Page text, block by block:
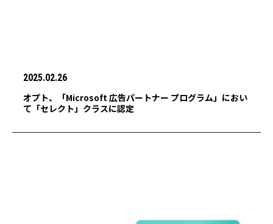
2025.02.26
オプト、「Microsoft 広告パートナー プログラム」におい
て「セレクト」クラスに認定